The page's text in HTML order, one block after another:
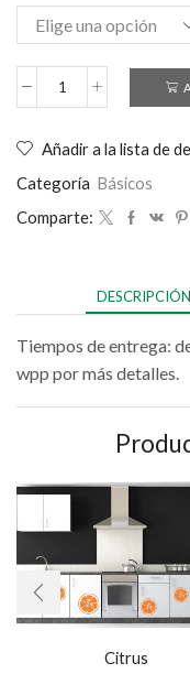
Añadir a la lista de
Categoría Básicos
Comparte:
DESCRIPCIÓN
Tiempos de entrega:
wpp por más detalles.
Citrus